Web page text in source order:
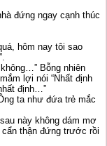
đứng ngay cạnh thúc
hôm nay tôi sao
Bỗng nhiên
lợi nói “Nhất định
định…”
ta như đứa trẻ mắc
này không dám mơ
thận đứng trước rồi